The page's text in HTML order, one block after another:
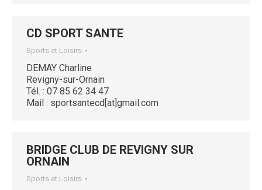
CD SPORT SANTE
Sports et Loisirs
DEMAY Charline
Revigny-sur-Ornain
Tél. : 07 85 62 34 47
Mail : sportsantecd[at]gmail.com
BRIDGE CLUB DE REVIGNY SUR
ORNAIN
Sports et Loisirs